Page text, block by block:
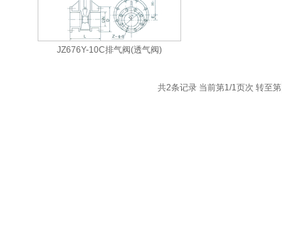
JZ676Y-10C排气阀(透气阀)
共2条记录 当前第1/1页次 转至第